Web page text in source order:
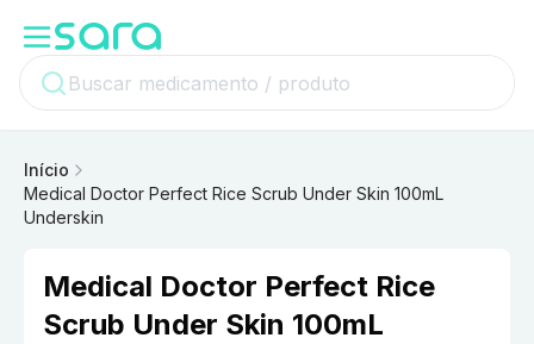
Início
Medical Doctor Perfect Rice Scrub Under Skin 100mL
Underskin
Medical Doctor Perfect Rice
Scrub Under Skin 100mL